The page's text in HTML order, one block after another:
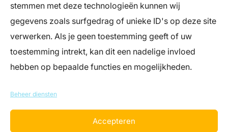
stemmen met deze technologieën kunnen wij
gegevens zoals surfgedrag of unieke ID's op deze site
verwerken. Als je geen toestemming geeft of uw
toestemming intrekt, kan dit een nadelige invloed
hebben op bepaalde functies en mogelijkheden.
Beheer diensten
Accepteren
info@register-aeno.nl
+31 (0)85 044 05 06 (bereikbaar op werkdagen tussen 9 en 12
uur)
Register Arbeids- en Organisatiedeskundigen